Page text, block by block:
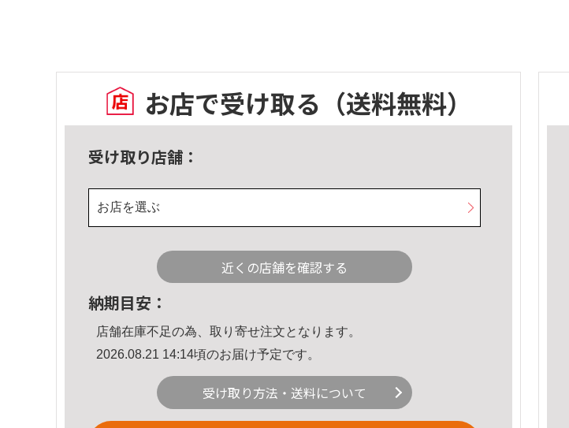
お店で受け取る （送料無料）
受け取り店舗：
お店を選ぶ
近くの店舗を確認する
納期目安：
店舗在庫不足の為、取り寄せ注文となります。
2026.08.21 14:14頃のお届け予定です。
受け取り方法・送料について